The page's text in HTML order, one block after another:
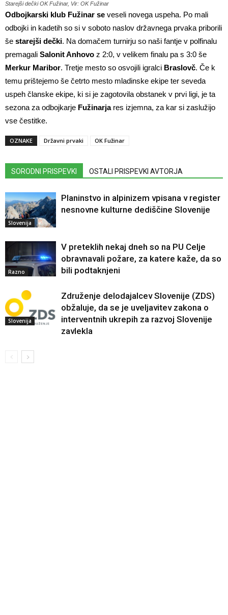
Starejši dečki OK Fužinar, Vir: OK Fužinar
Odbojkarski klub Fužinar se veseli novega uspeha. Po mali
odbojki in kadetih so si v soboto naslov državnega prvaka priborili
še starejši dečki. Na domačem turnirju so naši fantje v polfinalu
premagali Salonit Anhovo z 2:0, v velikem finalu pa s 3:0 še
Merkur Maribor. Tretje mesto so osvojili igralci Braslovč. Če k
temu prištejemo še četrto mesto mladinske ekipe ter seveda
uspeh članske ekipe, ki si je zagotovila obstanek v prvi ligi, je ta
sezona za odbojkarje Fužinarjares izjemna, za kar si zaslužijo
vse čestitke.
OZNAKE Državni prvaki OK Fužinar
SORODNI PRISPEVKI OSTALI PRISPEVKI AVTORJA
Slovenija
Planinstvo in alpinizem vpisana v register
nesnovne kulturne dediščine Slovenije
Razno
V preteklih nekaj dneh so na PU Celje
obravnavali požare, za katere kaže, da so
bili podtaknjeni
Slovenija
Združenje delodajalcev Slovenije (ZDS)
obžaluje, da se je uveljavitev zakona o
interventnih ukrepih za razvoj Slovenije
zavlekla